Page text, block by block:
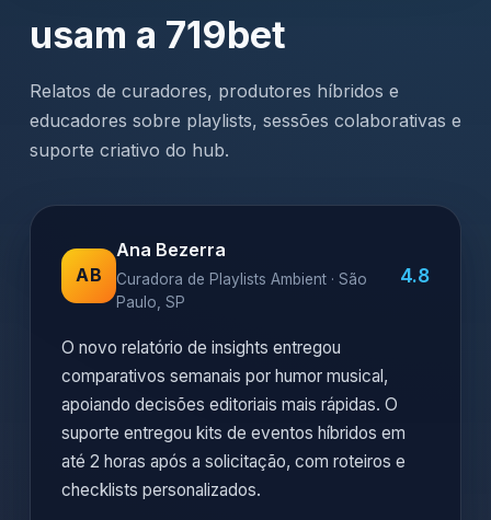
usam a 719bet
Relatos de curadores, produtores híbridos e
educadores sobre playlists, sessões colaborativas e
suporte criativo do hub.
AB
Ana Bezerra
Curadora de Playlists Ambient · São
Paulo, SP
4.8
O novo relatório de insights entregou
comparativos semanais por humor musical,
apoiando decisões editoriais mais rápidas. O
suporte entregou kits de eventos híbridos em
até 2 horas após a solicitação, com roteiros e
checklists personalizados.